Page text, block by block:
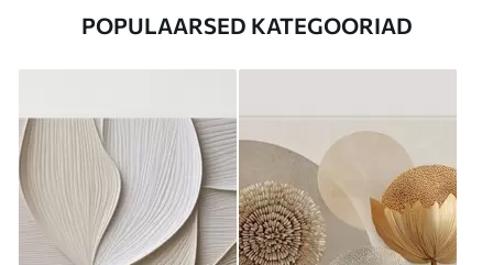
POPULAARSED KATEGOORIAD